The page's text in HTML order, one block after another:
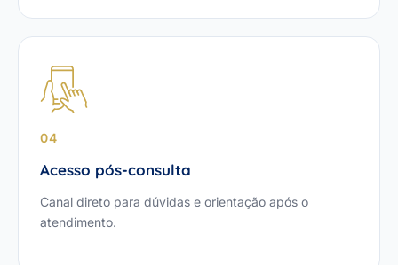
04
Acesso pós-consulta
Canal direto para dúvidas e orientação após o
atendimento.